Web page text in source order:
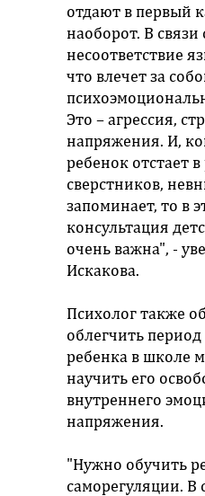
отдают в первый
наоборот. В связи
несоответствие
что влечет за
Это – агрессия,
напряжения. И,
ребенок отстает
сверстников,
запоминает, то в
консультация
очень важна", -
Искакова.
Психолог также
облегчить
ребенка в школе
научить его
внутреннего
напряжения.
"Нужно обучить
саморегуляции. В